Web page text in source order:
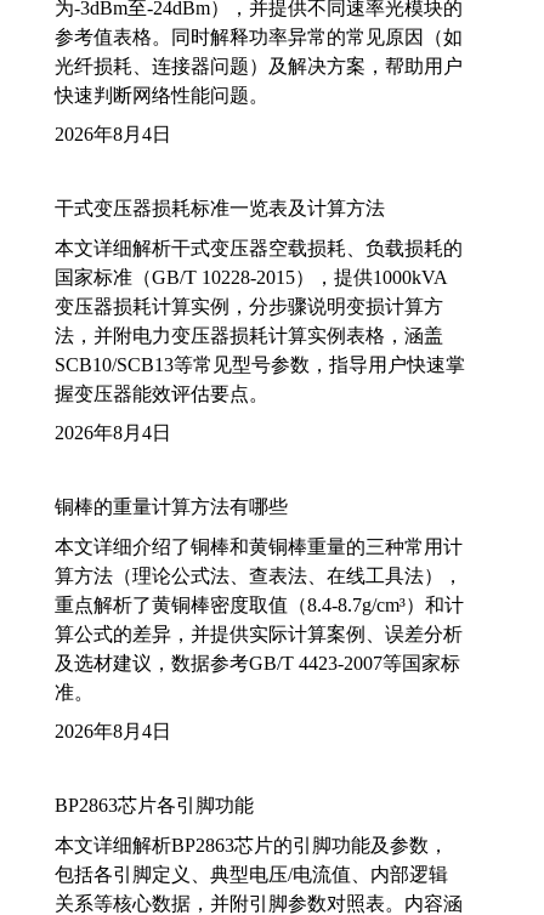
为-3dBm至-24dBm），并提供不同速率光模块的
参考值表格。同时解释功率异常的常见原因（如
光纤损耗、连接器问题）及解决方案，帮助用户
快速判断网络性能问题。
2026年8月4日
干式变压器损耗标准一览表及计算方法
本文详细解析干式变压器空载损耗、负载损耗的
国家标准（GB/T 10228-2015），提供1000kVA
变压器损耗计算实例，分步骤说明变损计算方
法，并附电力变压器损耗计算实例表格，涵盖
SCB10/SCB13等常见型号参数，指导用户快速掌
握变压器能效评估要点。
2026年8月4日
铜棒的重量计算方法有哪些
本文详细介绍了铜棒和黄铜棒重量的三种常用计
算方法（理论公式法、查表法、在线工具法），
重点解析了黄铜棒密度取值（8.4-8.7g/cm³）和计
算公式的差异，并提供实际计算案例、误差分析
及选材建议，数据参考GB/T 4423-2007等国家标
准。
2026年8月4日
BP2863芯片各引脚功能
本文详细解析BP2863芯片的引脚功能及参数，
包括各引脚定义、典型电压/电流值、内部逻辑
关系等核心数据，并附引脚参数对照表。内容涵